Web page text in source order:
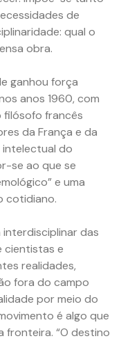
de
qual o
obra.
ganhou força
anos 1960, com
francês
da França e da
intelectual do
se ao que se
e uma
cotidiano.
das
cientistas e
realidades,
fora do campo
por meio do
é algo que
fronteira. “O destino